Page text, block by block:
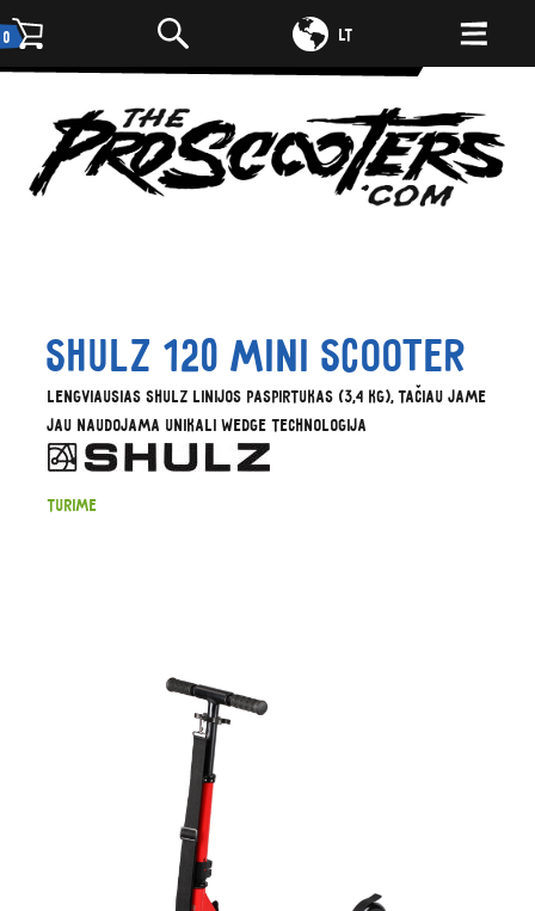
0 LT
DE
Shulz 120 mini scooter
Lengviausias SHULZ linijos paspirtukas (3,4 kg), tačiau jame
jau naudojama unikali WEDGE technologija
Turime